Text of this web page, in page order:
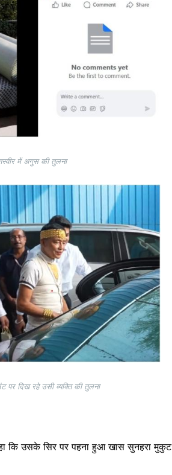
में अगुस की तुलना
दिख रहे उसी व्यक्ति की तुलना
कि उसके सिर पर पहना हुआ खास सुनहरा मुकुट